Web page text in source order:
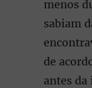
menos
sabiam
de
antes da